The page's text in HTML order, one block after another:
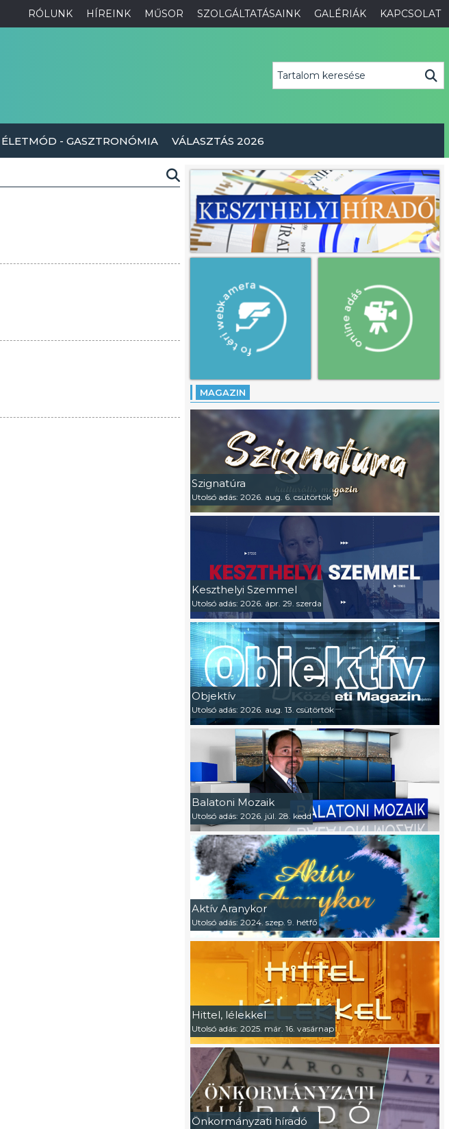
RÓLUNK HÍREINK MŰSOR SZOLGÁLTATÁSAINK GALÉRIÁK KAPCSOLAT
ÉLETMÓD - GASZTRONÓMIA VÁLASZTÁS 2026
MAGAZIN
Szignatúra
Utolsó adás: 2026. aug. 6. csütörtök
Keszthelyi Szemmel
Utolsó adás: 2026. ápr. 29. szerda
Objektív
Utolsó adás: 2026. aug. 13. csütörtök
Balatoni Mozaik
Utolsó adás: 2026. júl. 28. kedd
Aktív Aranykor
Utolsó adás: 2024. szep. 9. hétfő
Hittel, lélekkel
Utolsó adás: 2025. már. 16. vasárnap
Önkormányzati híradó